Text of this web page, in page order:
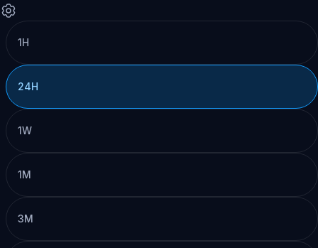
1H
24H
1W
1M
3M